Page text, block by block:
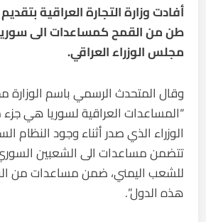
طن من القمح كمساعدات الى
مجلس الوزراء العراقي.
وقال المتحدث الرسمي باسم الوزارة
“المساعدات العراقية لسوريا هي
الوزراء الذي صدر أثناء وجود النظام
تتضمن مساعدات الى الشعبين السوري
للشعب اليمني، ضمن مساعدات من
هذه الدول”.